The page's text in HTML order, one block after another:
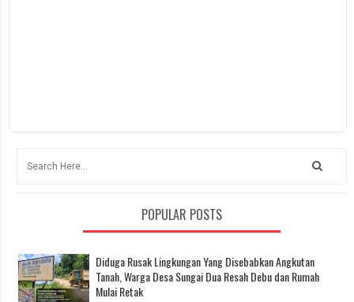
POPULAR POSTS
Diduga Rusak Lingkungan Yang Disebabkan Angkutan
Tanah, Warga Desa Sungai Dua Resah Debu dan Rumah
Mulai Retak